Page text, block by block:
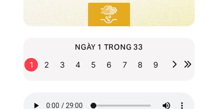
NGÀY 1 TRONG 33
1 2 3 4 5 6 7 8 9